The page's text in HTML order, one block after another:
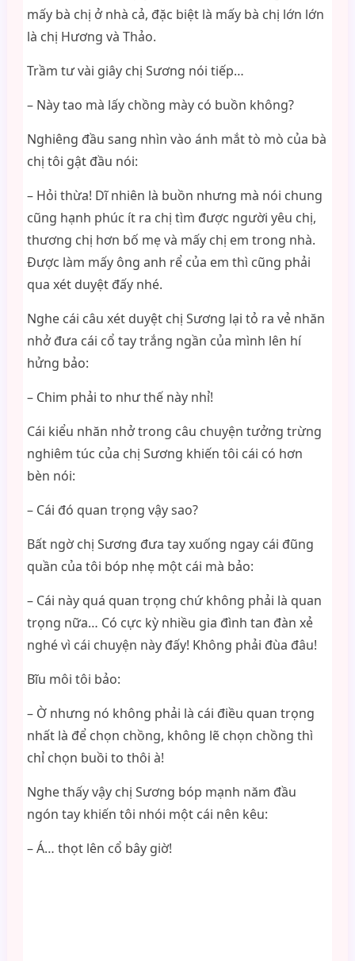
mấy bà chị ở nhà cả, đặc biệt là mấy bà chị lớn lớn
là chị Hương và Thảo.
Trầm tư vài giây chị Sương nói tiếp…
– Này tao mà lấy chồng mày có buồn không?
Nghiêng đầu sang nhìn vào ánh mắt tò mò của bà
chị tôi gật đầu nói:
– Hỏi thừa! Dĩ nhiên là buồn nhưng mà nói chung
cũng hạnh phúc ít ra chị tìm được người yêu chị,
thương chị hơn bố mẹ và mấy chị em trong nhà.
Được làm mấy ông anh rể của em thì cũng phải
qua xét duyệt đấy nhé.
Nghe cái câu xét duyệt chị Sương lại tỏ ra vẻ nhăn
nhở đưa cái cổ tay trắng ngần của mình lên hí
hửng bảo:
– Chim phải to như thế này nhỉ!
Cái kiểu nhăn nhở trong câu chuyện tưởng trừng
nghiêm túc của chị Sương khiến tôi cái có hơn
bèn nói:
– Cái đó quan trọng vậy sao?
Bất ngờ chị Sương đưa tay xuống ngay cái đũng
quần của tôi bóp nhẹ một cái mà bảo:
– Cái này quá quan trọng chứ không phải là quan
trọng nữa… Có cực kỳ nhiều gia đình tan đàn xẻ
nghé vì cái chuyện này đấy! Không phải đùa đâu!
Bĩu môi tôi bảo:
– Ờ nhưng nó không phải là cái điều quan trọng
nhất là để chọn chồng, không lẽ chọn chồng thì
chỉ chọn buồi to thôi à!
Nghe thấy vậy chị Sương bóp mạnh năm đầu
ngón tay khiến tôi nhói một cái nên kêu:
– Á… thọt lên cổ bây giờ!